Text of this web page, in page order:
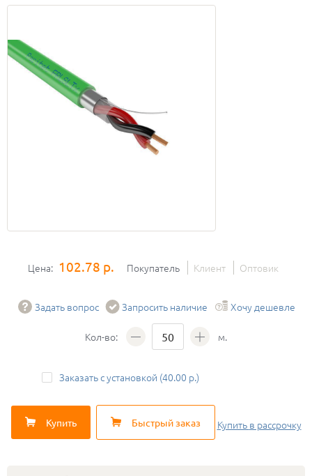
Цена: 102.78 р. Покупатель Клиент Оптовик
Задать вопрос Запросить наличие Хочу дешевле
Кол-во: м.
Заказать с установкой (40.00 р.)
Купить Быстрый заказ Купить в рассрочку